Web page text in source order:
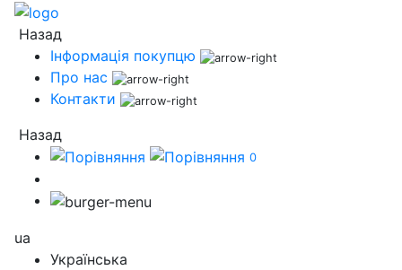
Назад
Інформація покупцю
Про нас
Контакти
Назад
0
ua
Українська